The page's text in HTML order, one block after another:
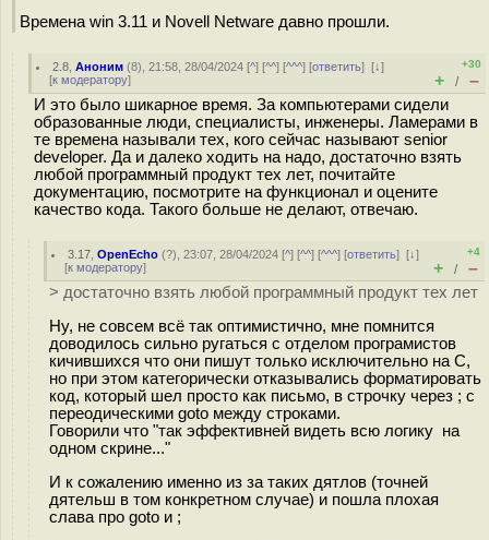
Времена win 3.11 и Novell Netware давно прошли.
2.8 ,Аноним (8), 21:58, 28/04/2024 [^] [^^] [^^^] [ответить][↓]
[к модератору]
+30
+ / –
И это было шикарное время. За компьютерами сидели
образованные люди, специалисты, инженеры. Ламерами в
те времена называли тех, кого сейчас называют senior
developer. Да и далеко ходить на надо, достаточно взять
любой программный продукт тех лет, почитайте
документацию, посмотрите на функционал и оцените
качество кода. Такого больше не делают, отвечаю.
3.17 ,OpenEcho (?), 23:07, 28/04/2024 [^] [^^] [^^^] [ответить][↓]
[к модератору]
+4
+ / –
> достаточно взять любой программный продукт тех лет
Ну, не совсем всё так оптимистично, мне помнится
доводилось сильно ругаться с отделом програмистов
кичившихся что они пишут только исключительно на С,
но при этом категорически отказывались форматировать
код, который шел просто как письмо, в строчку через ; с
переодическими goto между строками.
Говорили что "так эффективней видеть всю логику на
одном скрине..."
И к сожалению именно из за таких дятлов (точней
дятельш в том конкретном случае) и пошла плохая
слава про goto и ;